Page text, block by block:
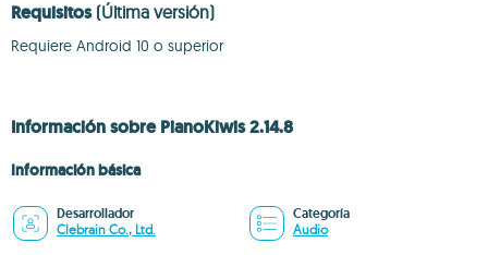
Requisitos (Última versión)
Requiere Android 10 o superior
Información sobre PianoKiwis 2.14.8
Información básica
Desarrollador
Clebrain Co., Ltd.
Categoría
Audio